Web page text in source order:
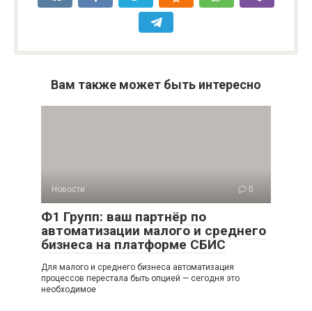
Вам также может быть интересно
Новости 0
Ф1 Групп: ваш партнёр по
автоматизации малого и среднего
бизнеса на платформе СБИС
Для малого и среднего бизнеса автоматизация
процессов перестала быть опцией — сегодня это
необходимое